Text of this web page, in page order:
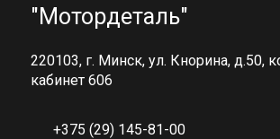
"Мотордеталь"
220103, г. Минск, ул. Кнорина, д.50,
кабинет 606
+375 (29) 145-81-00